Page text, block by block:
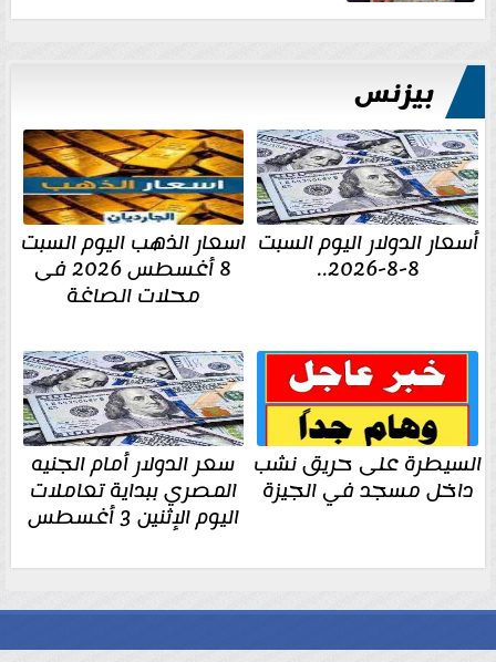
بيزنس
أسعار الدولار اليوم السبت
8-8-2026..
اسعار الذهب اليوم السبت
8 أغسطس 2026 فى
محلات الصاغة
السيطرة على حريق نشب
داخل مسجد في الجيزة
سعر الدولار أمام الجنيه
المصري ببداية تعاملات
اليوم الإثنين 3 أغسطس